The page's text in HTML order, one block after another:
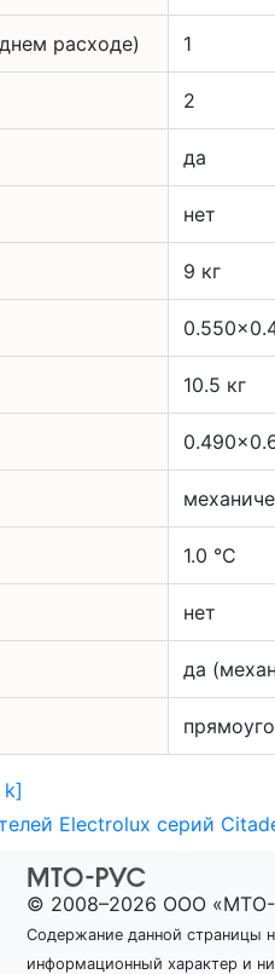
расходе) 1
2
да
нет
9 кг
10.5 кг
1.0 °С
нет
да
k]
Electrolux серий
© 2008–2026 ООО
Содержание данной страницы
информационный характер и